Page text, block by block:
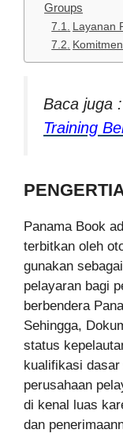
Groups
Layanan
Baca juga :
Training
Panama Book
terbitkan oleh
gunakan
pelayaran bagi
berbendera
Sehingga,
status
kualifikasi
perusahaan
di kenal luas
dan